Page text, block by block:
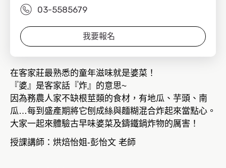
03-5585679
我要報名
在客家莊最熟悉的童年滋味就是婆菜！
『婆』是客家話『炸』的意思~
因為務農人家不缺根莖類的食材，有地瓜、芋頭、南
瓜…每到盛產期將它刨成絲與麵糊混合炸起來當點心。
大家一起來體驗古早味婆菜及鑄鐵鍋炸物的厲害！
授課講師：烘焙怡姐-彭怡文 老師